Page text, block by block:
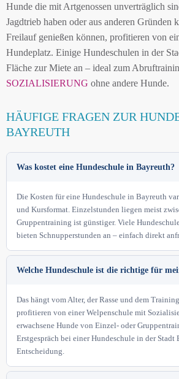
Hunde die mit Artgenossen unverträglich
Jagdtrieb haben oder aus anderen Gründen
Freilauf genießen können, profitieren von
Hundeplatz. Einige Hundeschulen in der
Fläche zur Miete an – ideal zum
SOZIALISIERUNG ohne andere Hunde.
HÄUFIGE FRAGEN ZUR
BAYREUTH
Was kostet eine Hundeschule in Bayreuth?
Die Kosten für eine Hundeschule in Bayreuth
und Kursformat. Einzelstunden liegen meist
Gruppentraining ist günstiger. Viele
bieten Schnupperstunden an – einfach direkt
Welche Hundeschule ist die richtige für
Das hängt vom Alter, der Rasse und dem
profitieren von einer Welpenschule mit
erwachsene Hunde von Einzel- oder
Erstgespräch bei einer Hundeschule in der
Entscheidung.